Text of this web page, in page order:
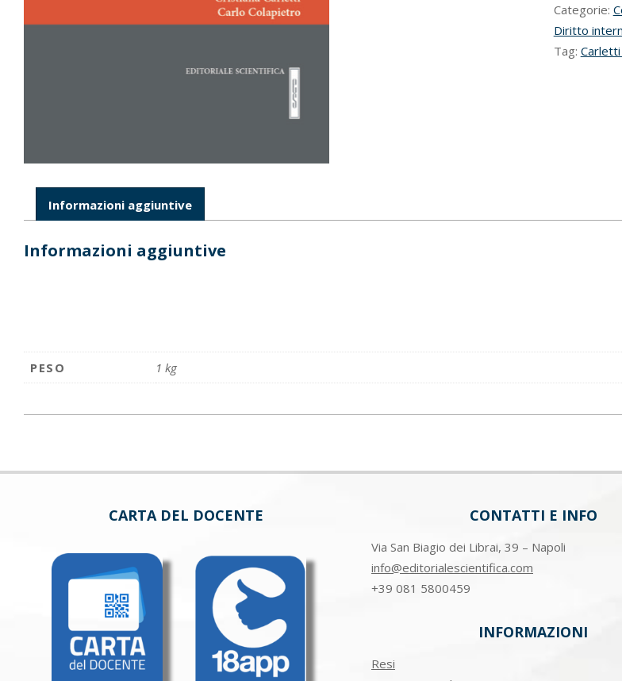
rinnovata
della
Categorie:
Diritto
Tag: Carletti
Informazioni aggiuntive
Informazioni aggiuntive
PESO 1 kg
CARTA DEL DOCENTE CONTATTI E INFO
Via San Biagio dei Librai, 39 – Napoli
info@editorialescientifica.com
+39 081 5800459
INFORMAZIONI
Resi